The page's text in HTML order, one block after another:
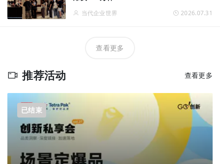
当代企业世界 2026.07.31
查看更多
推荐活动 查看更多
已结束